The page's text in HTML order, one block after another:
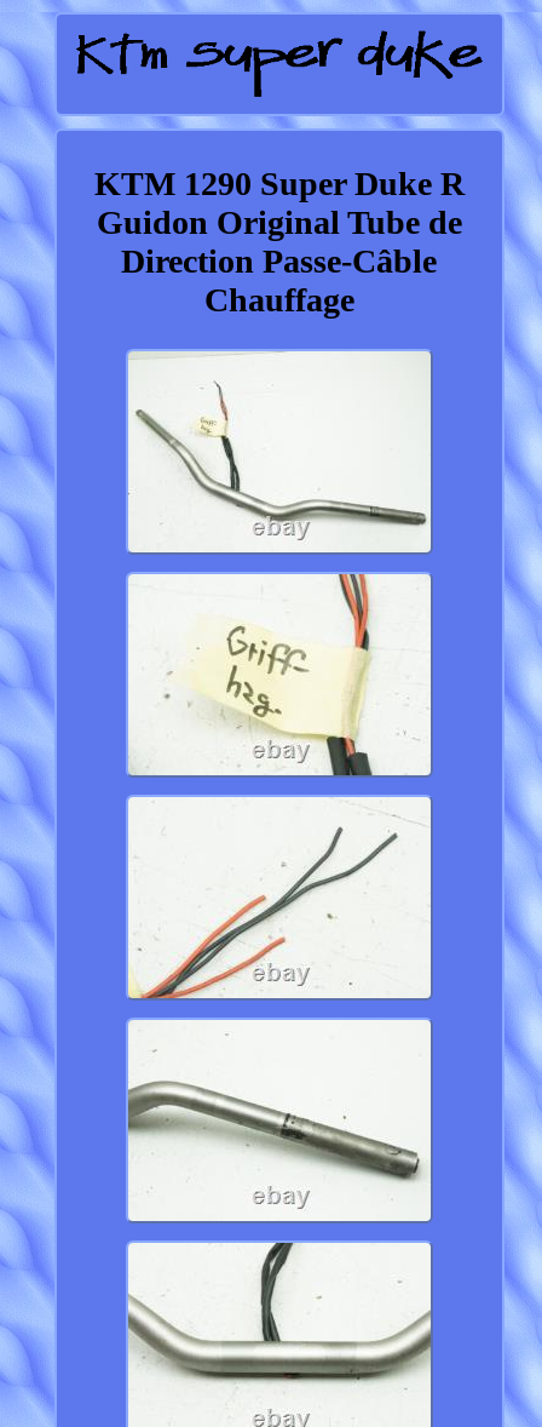
KTM 1290 Super Duke R
Guidon Original Tube de
Direction Passe-Câble
Chauffage